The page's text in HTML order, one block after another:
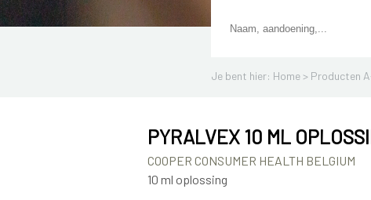
Je bent hier: Home > Producten
PYRALVEX 10 ML
COOPER CONSUMER HEALTH BELGIUM
10 ml oplossing